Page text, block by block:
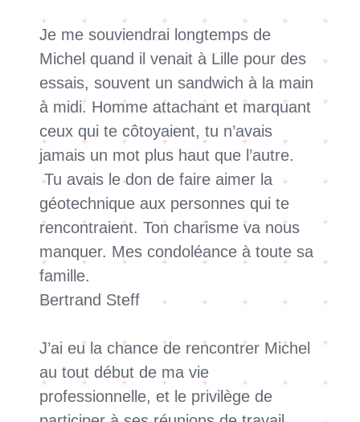
Je me souviendrai longtemps de
Michel quand il venait à Lille pour des
essais, souvent un sandwich à la main
à midi. Homme attachant et marquant
ceux qui te côtoyaient, tu n’avais
jamais un mot plus haut que l’autre.
Tu avais le don de faire aimer la
géotechnique aux personnes qui te
rencontraient. Ton charisme va nous
manquer. Mes condoléance à toute sa
famille.
Bertrand Steff
J’ai eu la chance de rencontrer Michel
au tout début de ma vie
professionnelle, et le privilège de